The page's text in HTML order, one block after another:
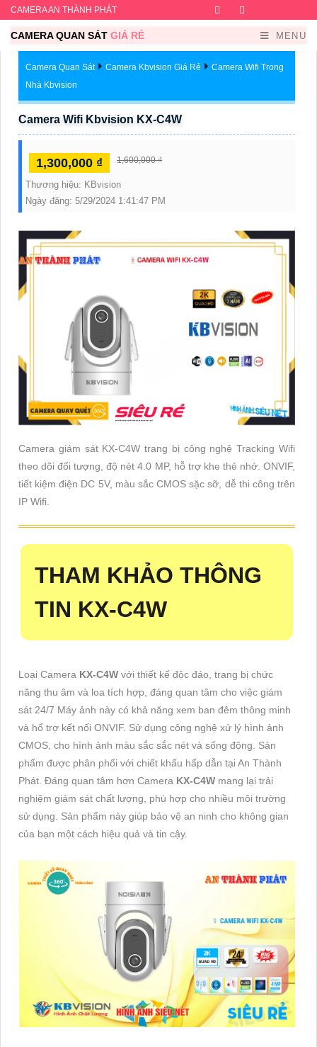
CAMERA AN THÀNH PHÁT Facebook
CAMERA QUAN SÁT GIÁ RẺ MENU
Camera Quan Sát Camera Kbvision Giá Rẻ
Camera Wifi Trong
Nhà Kbvision
Camera Wifi Kbvision KX-C4W
1,300,000 ₫ 1,600,000 ₫
Thương hiệu: KBvision
Ngày đăng: 5/29/2024 1:41:47 PM
Camera giám sát KX-C4W trang bị công nghệ Tracking Wifi
theo dõi đối tượng, độ nét 4.0 MP, hỗ trợ khe thẻ nhớ. ONVIF,
tiết kiệm điện DC 5V, màu sắc CMOS sặc sỡ, dễ thi công trên
IP Wifi.
THAM KHẢO THÔNG
TIN KX-C4W
Loại Camera KX-C4W với thiết kế độc đáo, trang bị chức
năng thu âm và loa tích hợp, đáng quan tâm cho việc giám
sát 24/7 Máy ảnh này có khả năng xem ban đêm thông minh
và hổ trợ kết nối ONVIF. Sử dụng công nghệ xử lý hình ảnh
CMOS, cho hình ảnh màu sắc sắc nét và sống động. Sản
phẩm được phân phối với chiết khấu hấp dẫn tại An Thành
Phát. Đáng quan tâm hơn Camera KX-C4W mang lại trải
nghiệm giám sát chất lượng, phù hợp cho nhiều môi trường
sử dụng. Sản phẩm này giúp bảo vệ an ninh cho không gian
của bạn một cách hiệu quả và tin cậy.